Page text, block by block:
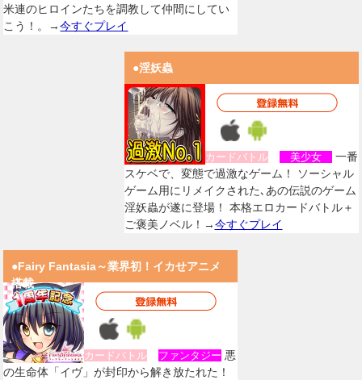
米連のヒロインたちを調教して仲間にしてい
こう！。→今すぐプレイ
●淫妖蟲
カードバトル 美少女
一番
スケベで、変態で過激なゲーム！ ソーシャル
ゲーム用にリメイクされた､あの伝説のゲーム
淫妖蟲が遂に登場！ 本格エロカードバトル＋
ご褒美ノベル！→今すぐプレイ
●Fairy Fantasia～業界初！イカせアニメ
搭載
カードバトル ファンタジー 悪
の生命体「イヴ」が封印から解き放たれた！